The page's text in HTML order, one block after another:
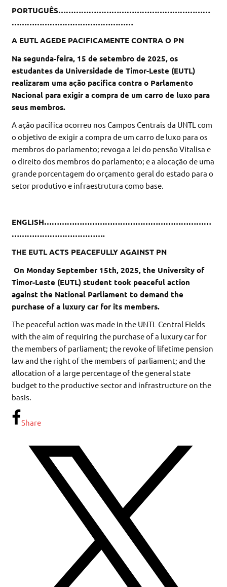
PORTUGUÊS……………………………………………………
…………………………………………
A EUTL AGEDE PACIFICAMENTE CONTRA O PN
Na segunda-feira, 15 de setembro de 2025, os
estudantes da Universidade de Timor-Leste (EUTL)
realizaram uma ação pacífica contra o Parlamento
Nacional para exigir a compra de um carro de luxo para
seus membros.
A ação pacífica ocorreu nos Campos Centrais da UNTL com
o objetivo de exigir a compra de um carro de luxo para os
membros do parlamento; revoga a lei do pensão Vitalisa e
o direito dos membros do parlamento; e a alocação de uma
grande porcentagem do orçamento geral do estado para o
setor produtivo e infraestrutura como base.
ENGLISH…………………………………………………………
……………………………….
THE EUTL ACTS PEACEFULLY AGAINST PN
On Monday September 15th, 2025, the University of
Timor-Leste (EUTL) student took peaceful action
against the National Parliament to demand the
purchase of a luxury car for its members.
The peaceful action was made in the UNTL Central Fields
with the aim of requiring the purchase of a luxury car for
the members of parliament; the revoke of lifetime pension
law and the right of the members of parliament; and the
allocation of a large percentage of the general state
budget to the productive sector and infrastructure on the
basis.
Share